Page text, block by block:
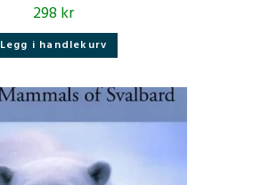
298kr
Legg i handlekurv